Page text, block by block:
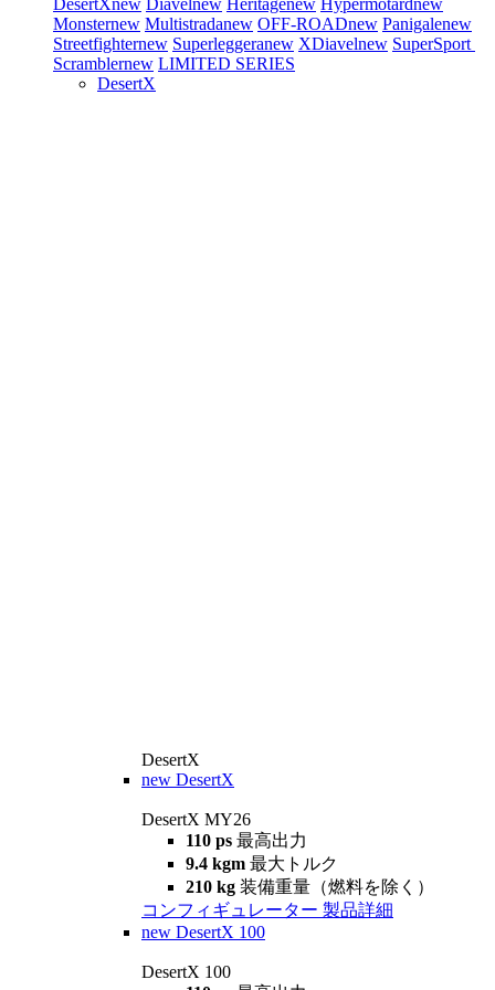
DesertXnew Diavelnew Heritagenew Hypermotardnew
Monsternew Multistradanew OFF-ROADnew Panigalenew
Streetfighternew Superleggeranew XDiavelnew SuperSport
Scramblernew LIMITED SERIES
DesertX
DesertX
new DesertX
DesertX MY26
110 ps 最高出力
9.4 kgm 最大トルク
210 kg 装備重量（燃料を除く）
コンフィギュレーター 製品詳細
new DesertX 100
DesertX 100